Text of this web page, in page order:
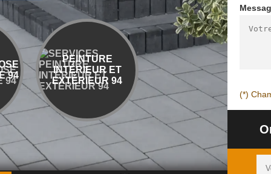
PEINTURE
INTÉRIEUR ET
EXTÉRIEUR 94
ENTREPRISE
DÉMOLITION ET
ÉVACUATION 94
(*)